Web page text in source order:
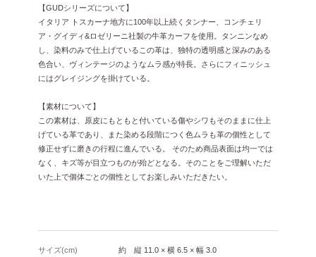
【GUDシリーズについて】
イタリア トスカーナ地方に100年以上続くタンナー、コンチェリ
ア・グイディ&ロゼリーニ社製の牛革カーフを使用。タンニンなめ
し、染料のみで仕上げているこの革は、独特の透明感と深みのある
色合い、ヴィンテージのようなムラ感が特長。さらにフィニッシュ
にはグレイジングを掛けている。
【素材について】
この素材は、原皮にもともと付いている傷やシワもそのままに仕上
げている革であり、また染める段階につく色ムラも革の個性として
修正せずに磨きの行程に進んでいる。
そのため商品表面は均一では
なく、キズ等が目立つものが殆どとなる。そのことをご理解いただ
いた上で個体ごとの個性としてお楽しみいただきたい。
サイズ(cm)
約 縦 11.0 × 横 6.5 × 幅 3.0